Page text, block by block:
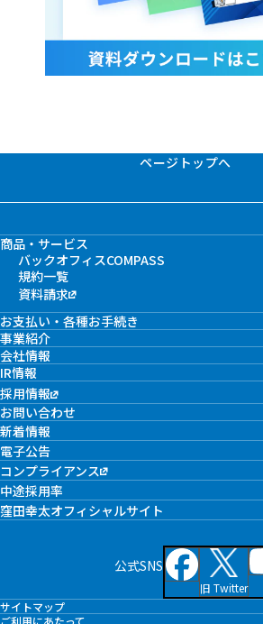
ページトップへ
商品・サービス
バックオフィスCOMPASS
規約一覧
資料請求
お支払い・各種お手続き
事業紹介
会社情報
IR情報
採用情報
お問い合わせ
新着情報
電子公告
コンプライアンス
中途採用率
窪田幸太オフィシャルサイト
公式SNS
旧 Twitter
サイトマップ